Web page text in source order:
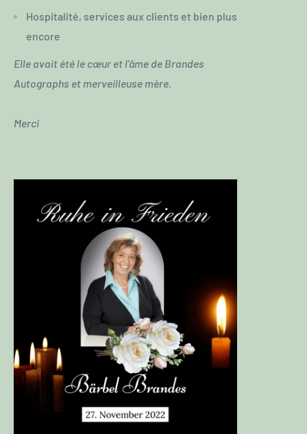
Hospitalité, services aux clients et bien plus
encore
Elle avait été le cœur et l'âme de Brandes
Autographs et merveilleuse mère.
Merci